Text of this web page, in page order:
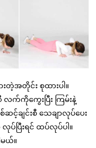
းတဲ့အတိုင်း စုထားပါ။
လက်ကိုကွေးပြီး ကြမ်းနဲ့
င့်ချင်းစီ သေချာလုပ်ပေး
လုပ်ပြီးရင် ထပ်လုပ်ပါ။
ယ်။